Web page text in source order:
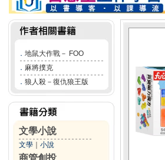
． 地鼠大作戰－ FOO
． 麻將撲克
． 狼人殺－復仇狼王版
文學小說
文學 小說
商管創投